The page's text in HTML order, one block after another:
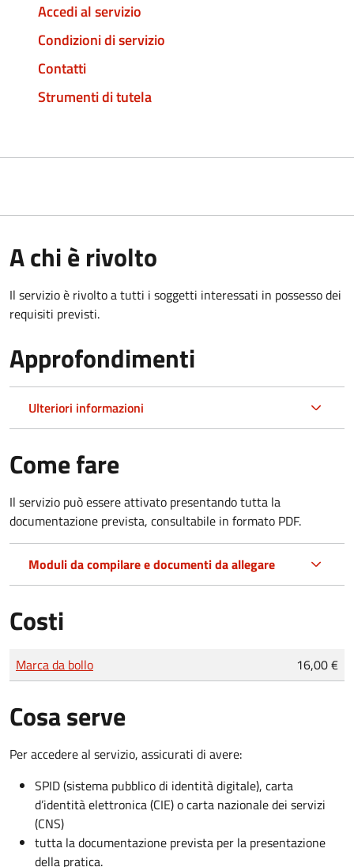
Accedi al servizio
Condizioni di servizio
Contatti
Strumenti di tutela
A chi è rivolto
Il servizio è rivolto a tutti i soggetti interessati in possesso dei
requisiti previsti.
Approfondimenti
Ulteriori informazioni
Come fare
Il servizio può essere attivato presentando tutta la
documentazione prevista, consultabile in formato PDF.
Moduli da compilare e documenti da allegare
Costi
Tipo di pagamento
Importo
Marca da bollo 16,00 €
Cosa serve
Per accedere al servizio, assicurati di avere:
SPID (sistema pubblico di identità digitale), carta
d’identità elettronica (CIE) o carta nazionale dei servizi
(CNS)
tutta la documentazione prevista per la presentazione
della pratica.